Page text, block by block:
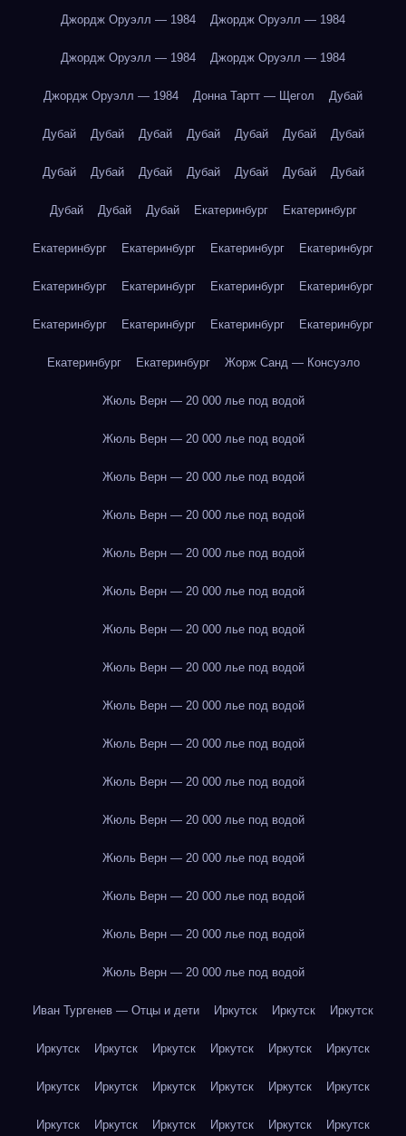
Джордж Оруэлл — 1984 Джордж Оруэлл — 1984
Джордж Оруэлл — 1984 Джордж Оруэлл — 1984
Джордж Оруэлл — 1984 Донна Тартт — Щегол Дубай
Дубай Дубай Дубай Дубай Дубай Дубай Дубай
Дубай Дубай Дубай Дубай Дубай Дубай Дубай
Дубай Дубай Дубай Екатеринбург Екатеринбург
Екатеринбург Екатеринбург Екатеринбург Екатеринбург
Екатеринбург Екатеринбург Екатеринбург Екатеринбург
Екатеринбург Екатеринбург Екатеринбург Екатеринбург
Екатеринбург Екатеринбург Жорж Санд — Консуэло
Жюль Верн — 20 000 лье под водой
Жюль Верн — 20 000 лье под водой
Жюль Верн — 20 000 лье под водой
Жюль Верн — 20 000 лье под водой
Жюль Верн — 20 000 лье под водой
Жюль Верн — 20 000 лье под водой
Жюль Верн — 20 000 лье под водой
Жюль Верн — 20 000 лье под водой
Жюль Верн — 20 000 лье под водой
Жюль Верн — 20 000 лье под водой
Жюль Верн — 20 000 лье под водой
Жюль Верн — 20 000 лье под водой
Жюль Верн — 20 000 лье под водой
Жюль Верн — 20 000 лье под водой
Жюль Верн — 20 000 лье под водой
Жюль Верн — 20 000 лье под водой
Иван Тургенев — Отцы и дети Иркутск Иркутск Иркутск
Иркутск Иркутск Иркутск Иркутск Иркутск Иркутск
Иркутск Иркутск Иркутск Иркутск Иркутск Иркутск
Иркутск Иркутск Иркутск Иркутск Иркутск Иркутск